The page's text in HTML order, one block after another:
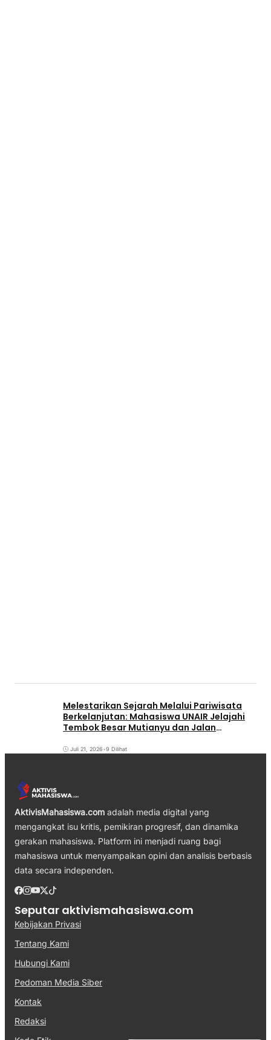
Melestarikan Sejarah Melalui Pariwisata
Berkelanjutan: Mahasiswa UNAIR Jelajahi
Tembok Besar Mutianyu dan Jalan
Juli 21, 2026•9 Dilihat
AktivisMahasiswa.com adalah media digital yang
mengangkat isu kritis, pemikiran progresif, dan dinamika
gerakan mahasiswa. Platform ini menjadi ruang bagi
mahasiswa untuk menyampaikan opini dan analisis berbasis
data secara independen.
Seputar aktivismahasiswa.com
Kebijakan Privasi
Tentang Kami
Hubungi Kami
Pedoman Media Siber
Kontak
Redaksi